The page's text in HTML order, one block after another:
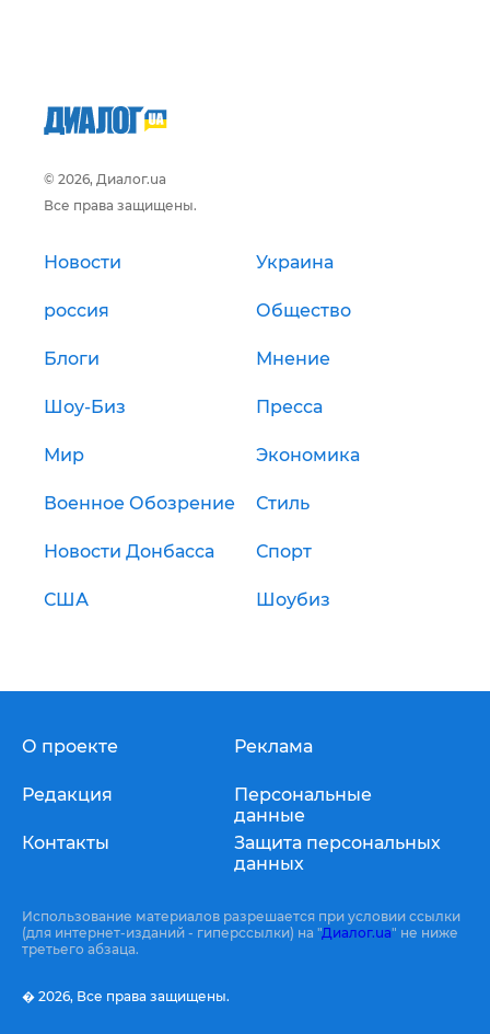
© 2026, Диалог.ua
Все права защищены.
Новости Украина
россия Общество
Блоги Мнение
Шоу-Биз Пресса
Мир Экономика
Военное Обозрение Стиль
Новости Донбасса Спорт
США Шоубиз
О проекте
Редакция
Контакты
Реклама
Персональные
данные
Защита персональных
данных
Использование материалов разрешается при условии ссылки
(для интернет-изданий - гиперссылки) на "Диалог.ua" не ниже
третьего абзаца.
� 2026, Все права защищены.